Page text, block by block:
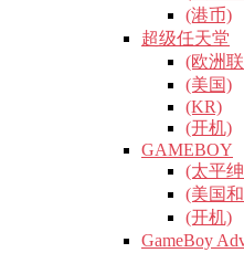
(港币)
超级任天堂
(欧洲
(美国)
(KR)
(开机)
GAMEBOY
(太平
(美国
(开机)
GameBoy